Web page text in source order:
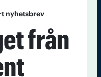
In English
nyhetsbrev
från